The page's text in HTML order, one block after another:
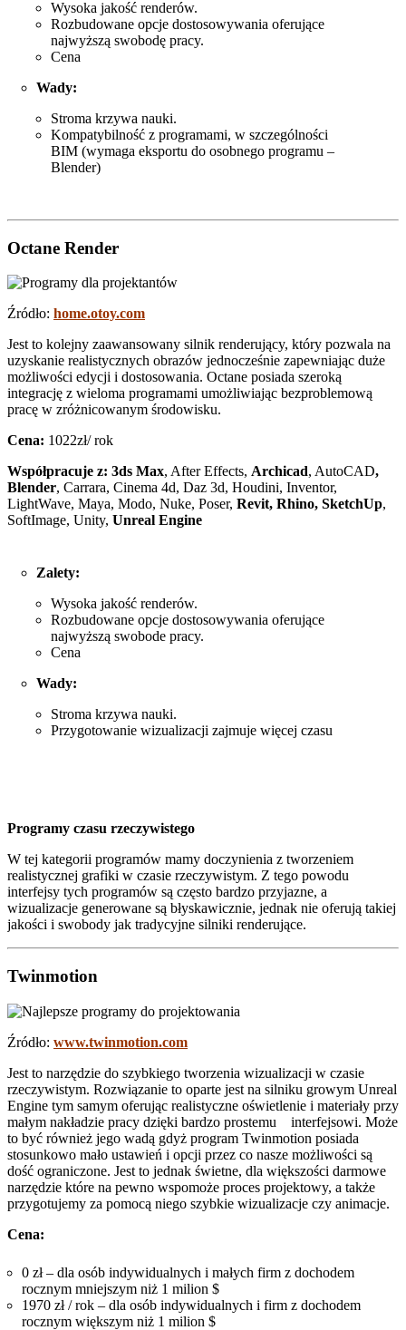
Wysoka jakość renderów.
Rozbudowane opcje dostosowywania oferujące
najwyższą swobodę pracy.
Cena
Wady:
Stroma krzywa nauki.
Kompatybilność z programami, w szczególności
BIM (wymaga eksportu do osobnego programu –
Blender)
Octane Render
Źródło: home.otoy.com
Jest to kolejny zaawansowany silnik renderujący, który pozwala na
uzyskanie realistycznych obrazów jednocześnie zapewniając duże
możliwości edycji i dostosowania. Octane posiada szeroką
integrację z wieloma programami umożliwiając bezproblemową
pracę w zróżnicowanym środowisku.
Cena: 1022zł/ rok
Współpracuje z: 3ds Max, After Effects, Archicad, AutoCAD,
Blender, Carrara, Cinema 4d, Daz 3d, Houdini, Inventor,
LightWave, Maya, Modo, Nuke, Poser, Revit, Rhino, SketchUp,
SoftImage, Unity, Unreal Engine
Zalety:
Wysoka jakość renderów.
Rozbudowane opcje dostosowywania oferujące
najwyższą swobode pracy.
Cena
Wady:
Stroma krzywa nauki.
Przygotowanie wizualizacji zajmuje więcej czasu
Programy czasu rzeczywistego
W tej kategorii programów mamy doczynienia z tworzeniem
realistycznej grafiki w czasie rzeczywistym. Z tego powodu
interfejsy tych programów są często bardzo przyjazne, a
wizualizacje generowane są błyskawicznie, jednak nie oferują takiej
jakości i swobody jak tradycyjne silniki renderujące.
Twinmotion
Źródło: www.twinmotion.com
Jest to narzędzie do szybkiego tworzenia wizualizacji w czasie
rzeczywistym. Rozwiązanie to oparte jest na silniku growym Unreal
Engine tym samym oferując realistyczne oświetlenie i materiały przy
małym nakładzie pracy dzięki bardzo prostemu interfejsowi. Może
to być również jego wadą gdyż program Twinmotion posiada
stosunkowo mało ustawień i opcji przez co nasze możliwości są
dość ograniczone. Jest to jednak świetne, dla większości darmowe
narzędzie które na pewno wspomoże proces projektowy, a także
przygotujemy za pomocą niego szybkie wizualizacje czy animacje.
Cena:
0 zł – dla osób indywidualnych i małych firm z dochodem
rocznym mniejszym niż 1 milion $
1970 zł / rok – dla osób indywidualnych i firm z dochodem
rocznym większym niż 1 milion $